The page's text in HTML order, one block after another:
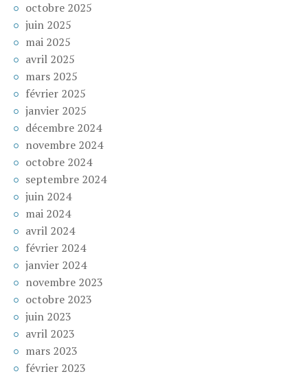
octobre 2025
juin 2025
mai 2025
avril 2025
mars 2025
février 2025
janvier 2025
décembre 2024
novembre 2024
octobre 2024
septembre 2024
juin 2024
mai 2024
avril 2024
février 2024
janvier 2024
novembre 2023
octobre 2023
juin 2023
avril 2023
mars 2023
février 2023